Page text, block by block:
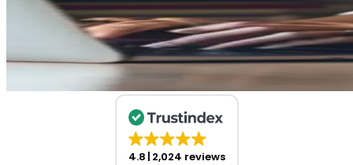
4.8 2,024 reviews